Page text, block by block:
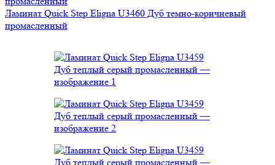
Ламинат Quick Step Eligna U3460 Дуб темно-коричневый
промасленный